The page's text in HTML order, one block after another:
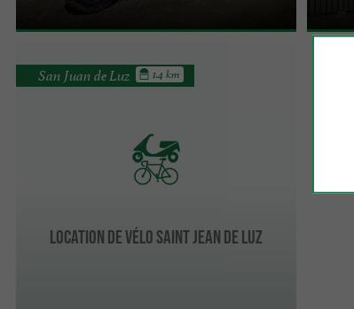
Location de vélo saint jean de luz
San Juan de Luz 1.4 km